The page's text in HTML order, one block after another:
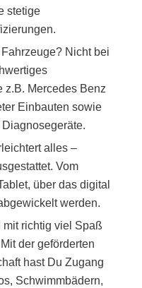
stetige
Nicht bei
z.B. Mercedes Benz
Einbauten sowie
alles –
Vom
über das digital
werden.
richtig viel Spaß
der geförderten
hast Du Zugang
Schwimmbädern,